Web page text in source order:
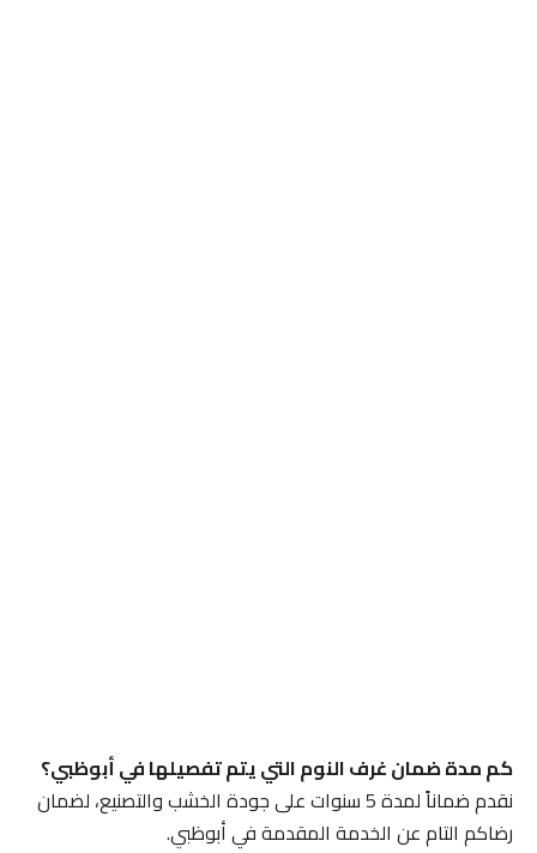
كم مدة ضمان غرف النوم التي يتم تفصيلها في أبوظبي؟
نقدم ضماناً لمدة 5 سنوات على جودة الخشب والتصنيع، لضمان
رضاكم التام عن الخدمة المقدمة في أبوظبي.